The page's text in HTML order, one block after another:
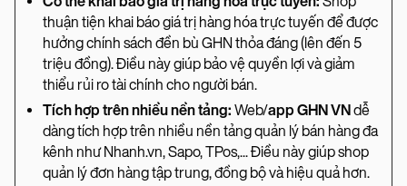
thuận tiện khai báo giá trị hàng hóa trực tuyến để được
hưởng chính sách đền bù GHN thỏa đáng (lên đến 5
triệu đồng). Điều này giúp bảo vệ quyền lợi và giảm
thiểu rủi ro tài chính cho người bán.
Tích hợp trên nhiều nền tảng: Web/app GHN VNdễ
dàng tích hợp trên nhiều nền tảng quản lý bán hàng đa
kênh như Nhanh.vn, Sapo, TPos,... Điều này giúp shop
quản lý đơn hàng tập trung, đồng bộ và hiệu quả hơn.